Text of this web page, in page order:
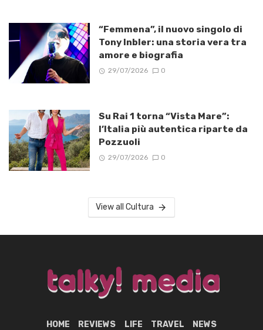
“Femmena”, il nuovo singolo di
Tony Inbler: una storia vera tra
amore e biografia
29/07/2026 0
Su Rai 1 torna “Vista Mare”:
l’Italia più autentica riparte da
Pozzuoli
29/07/2026 0
View all Cultura
HOME REVIEWS LIFE TRAVEL NEWS